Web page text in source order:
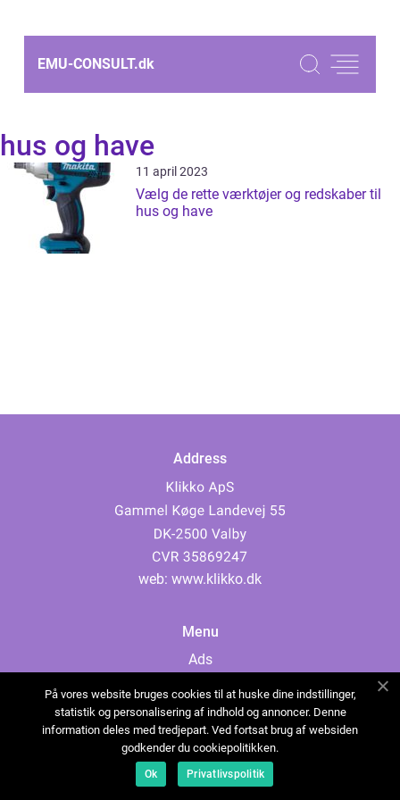
EMU-CONSULT.dk
hus og have
11 april 2023
Vælg de rette værktøjer og redskaber til
hus og have
Address
web: www.klikko.dk
Menu
Ads
Cookies
Contact
Sitemap
På vores website bruges cookies til at huske dine indstillinger,
statistik og personalisering af indhold og annoncer. Denne
information deles med tredjepart. Ved fortsat brug af websiden
godkender du cookiepolitikken.
Ok Privatlivspolitik